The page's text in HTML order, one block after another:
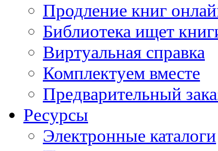
Продление книг
Библиотека ищет
Виртуальная справка
Комплектуем вместе
Предварительный
Ресурсы
Электронные каталоги